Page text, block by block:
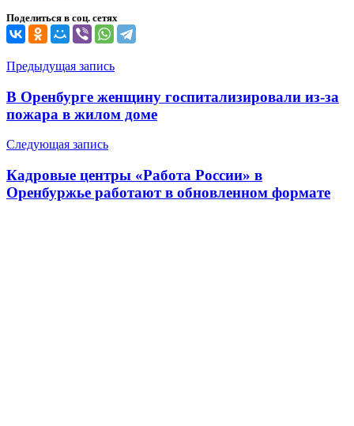
Поделиться в соц. сетях
Навигация
по
записям
Предыдущая запись
В Оренбурге женщину госпитализировали из-за
пожара в жилом доме
Следующая запись
Кадровые центры «Работа России» в
Оренбуржье работают в обновленном формате